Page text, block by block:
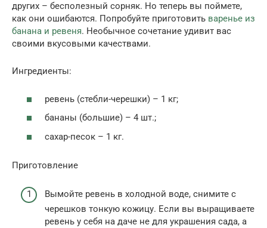
других – бесполезный сорняк. Но теперь вы поймете,
как они ошибаются. Попробуйте приготовить варенье из
банана и ревеня. Необычное сочетание удивит вас
своими вкусовыми качествами.
Ингредиенты:
ревень (стебли-черешки) – 1 кг;
бананы (большие) – 4 шт.;
сахар-песок – 1 кг.
Приготовление
Вымойте ревень в холодной воде, снимите с
черешков тонкую кожицу. Если вы выращиваете
ревень у себя на даче не для украшения сада, а